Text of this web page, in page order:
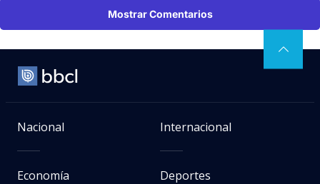
Mostrar Comentarios
Nacional Internacional
Economía Deportes